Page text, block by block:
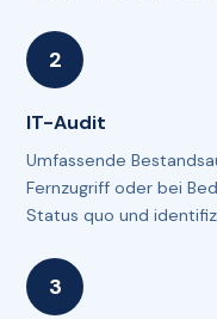
IT-Audit
Umfassende
Fernzugriff oder bei
Status quo und